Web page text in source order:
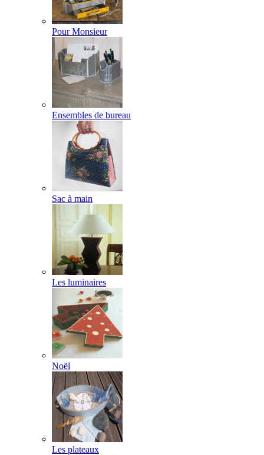
Pour Monsieur
Ensembles de bureau
Sac à main
Les luminaires
Noël
Les plateaux